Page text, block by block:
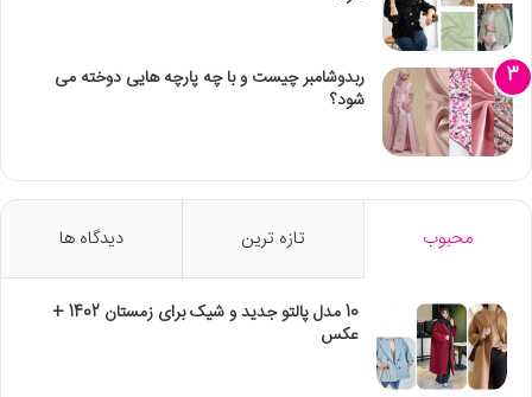
ربدوشامبر چیست و با چه پارچه هایی دوخته می
شود؟
محبوب تازه ترین دیدگاه ها
10 مدل پالتو جدید و شیک برای زمستان 1402 +
عکس